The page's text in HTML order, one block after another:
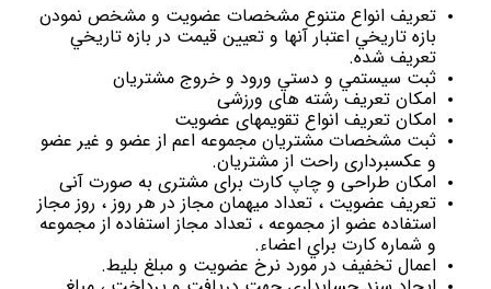
تعريف انواع متنوع مشخصات عضويت و مشخص نمودن
بازه تاريخي اعتبار آنها و تعيين قيمت در بازه تاريخي
تعريف شده.
ثبت سيستمي و دستي ورود و خروج مشتريان
امکان تعریف رشته های ورزشی
امکان تعریف انواع تقویمهای عضویت
ثبت مشخصات مشتريان مجموعه اعم از عضو و غير عضو
و عکسبرداری راحت از مشتريان.
امکان طراحی و چاپ کارت برای مشتری به صورت آنی
تعريف عضويت ، تعداد ميهمان مجاز در هر روز ، روز مجاز
استفاده عضو از مجموعه ، تعداد مجاز استفاده از مجموعه
و شماره کارت براي اعضاء.
اعمال تخفيف در مورد نرخ عضويت و مبلغ بليط.